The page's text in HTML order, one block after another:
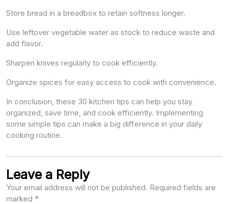
Store bread in a breadbox to retain softness longer.
Use leftover vegetable water as stock to reduce waste and
add flavor.
Sharpen knives regularly to cook efficiently.
Organize spices for easy access to cook with convenience.
In conclusion, these 30 kitchen tips can help you stay
organized, save time, and cook efficiently. Implementing
some simple tips can make a big difference in your daily
cooking routine.
Leave a Reply
Your email address will not be published. Required fields are
marked *